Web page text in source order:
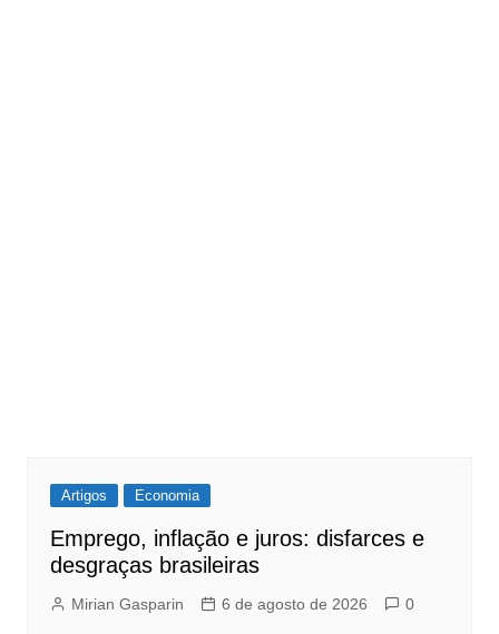
Artigos Economia
Emprego, inflação e juros: disfarces e
desgraças brasileiras
Mirian Gasparin 6 de agosto de 2026 0